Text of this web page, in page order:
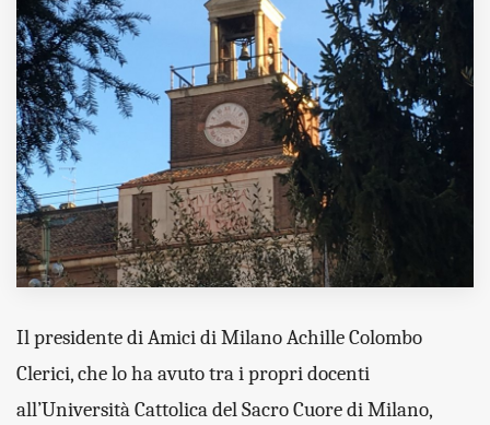
Inviateci le vostre segnalazioni
Iscriviti alla newsletter
www.viveremilano.info
Fondato e diretto da Enzo De
Bernardis
EDB edizioni - Via Brivio angolo C.
Imbonati, 89 20159 Milano (Italia)
Informativa sulla privacy
Il presidente di Amici di Milano Achille Colombo
Clerici, che lo ha avuto tra i propri docenti
all’Università Cattolica del Sacro Cuore di Milano,